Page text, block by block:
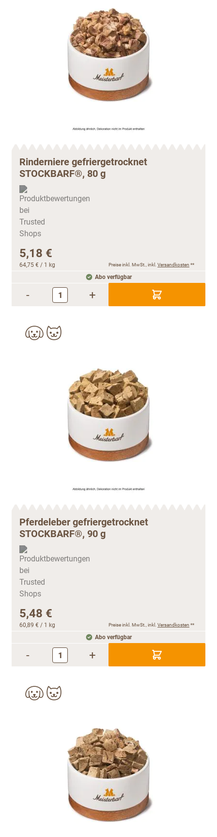
Rinderniere gefriergetrocknet
STOCKBARF®, 80 g
5,18 €
64,75 € / 1 kg Preise inkl. MwSt., inkl. Versandkosten **
Abo verfügbar
- +
Pferdeleber gefriergetrocknet
STOCKBARF®, 90 g
5,48 €
60,89 € / 1 kg Preise inkl. MwSt., inkl. Versandkosten **
Abo verfügbar
- +